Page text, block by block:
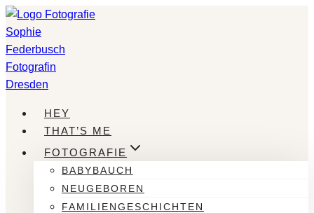
Zum
Inhalt
springen
HEY
THAT’S ME
FOTOGRAFIE
BABYBAUCH
NEUGEBOREN
FAMILIENGESCHICHTEN